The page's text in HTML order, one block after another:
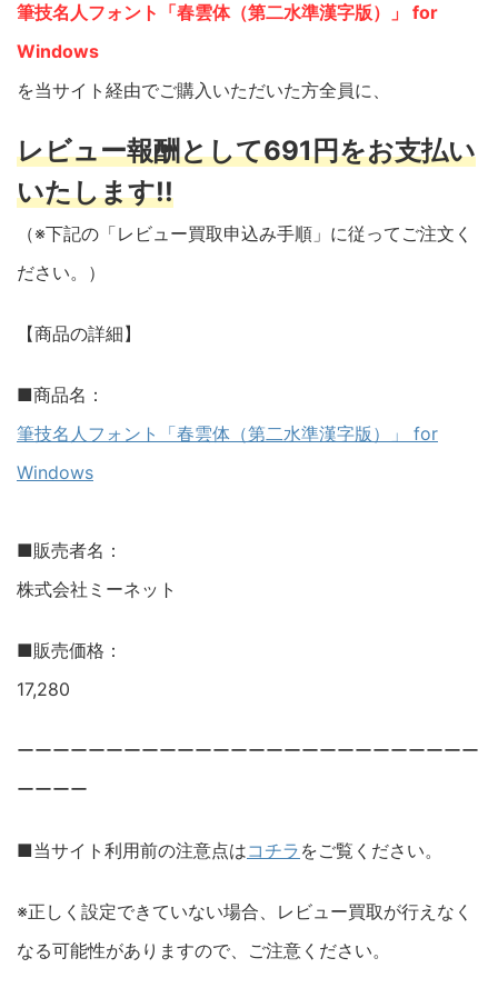
筆技名人フォント「春雲体（第二水準漢字版）」 for
Windows
を当サイト経由でご購入いただいた方全員に、
レビュー報酬として691円をお支払い
いたします!!
（※下記の「レビュー買取申込み手順」に従ってご注文く
ださい。）
【商品の詳細】
■商品名：
筆技名人フォント「春雲体（第二水準漢字版）」 for
Windows
■販売者名：
株式会社ミーネット
■販売価格：
17,280
ーーーーーーーーーーーーーーーーーーーーーーーーーー
ーーーー
■当サイト利用前の注意点はコチラ をご覧ください。
※正しく設定できていない場合、レビュー買取が行えなく
なる可能性がありますので、ご注意ください。